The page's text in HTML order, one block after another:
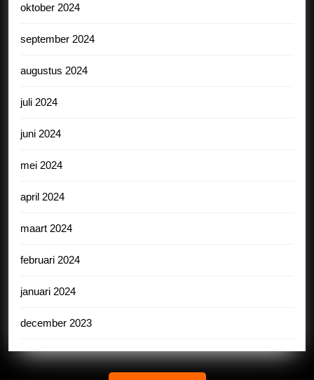
oktober 2024
september 2024
augustus 2024
juli 2024
juni 2024
mei 2024
april 2024
maart 2024
februari 2024
januari 2024
december 2023